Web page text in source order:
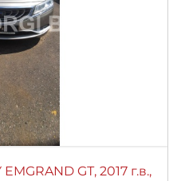
GТ, 2017 г.в.,